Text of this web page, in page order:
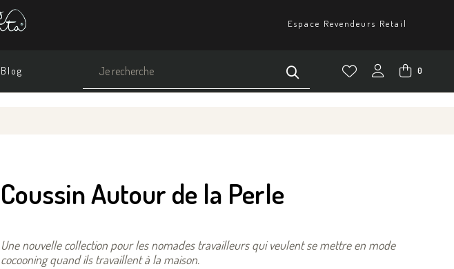
Espace Revendeurs Retail
Blog 0
Coussin Autour de la Perle
Une nouvelle collection pour les nomades travailleurs qui veulent se mettre en mode
cocooning quand ils travaillent à la maison.